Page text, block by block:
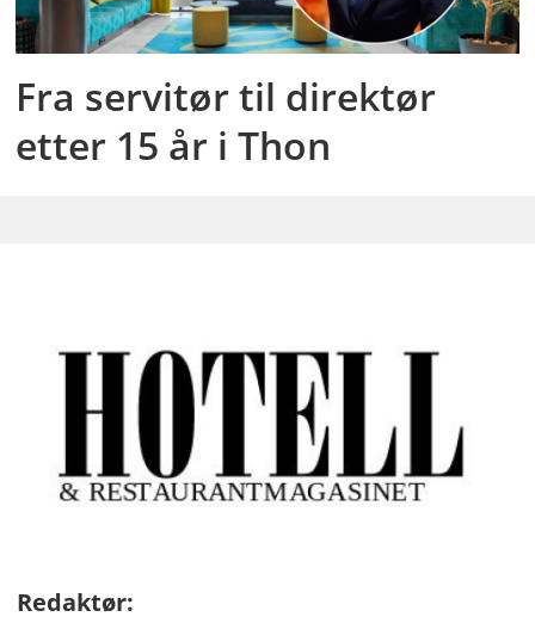
Fra servitør til direktør
etter 15 år i Thon
Redaktør: